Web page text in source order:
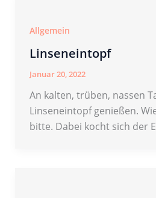
Allgemein
Linseneintopf
Januar 20, 2022
An kalten, trüben, nassen
Linseneintopf genießen.
bitte. Dabei kocht sich der